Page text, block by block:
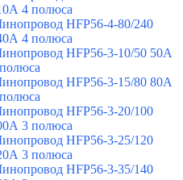
4 полюса
HFP56-4-80/240
4 полюса
HFP56-3-10/50 50А
HFP56-3-15/80 80А
HFP56-3-20/100
3 полюса
HFP56-3-25/120
3 полюса
HFP56-3-35/140